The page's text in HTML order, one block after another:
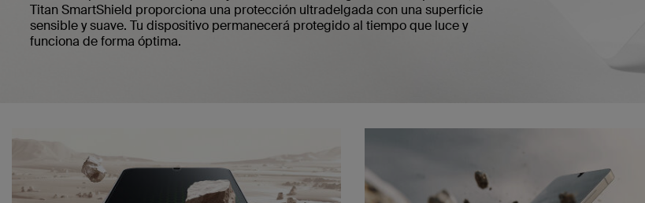
Titan SmartShield proporciona una protección ultradelgada con una superficie
sensible y suave. Tu dispositivo permanecerá protegido al tiempo que luce y
funciona de forma óptima.